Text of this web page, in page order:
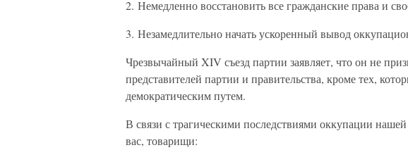
2. Немедленно восстановить все гражданские права и
3. Незамедлительно начать ускоренный вывод
Чрезвычайный XIV съезд партии заявляет, что он не
представителей партии и правительства, кроме тех,
демократическим путем.
В связи с трагическими последствиями оккупации
вас, товарищи: